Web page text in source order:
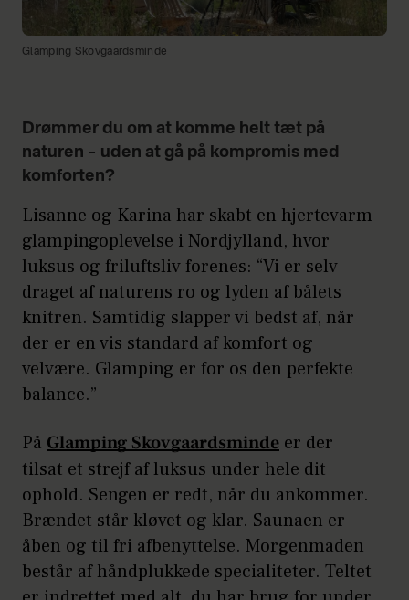
Glamping Skovgaardsminde
Drømmer du om at komme helt tæt på
naturen – uden at gå på kompromis med
komforten?
Lisanne og Karina har skabt en hjertevarm
glampingoplevelse i Nordjylland, hvor
luksus og friluftsliv forenes: “Vi er selv
draget af naturens ro og lyden af bålets
knitren. Samtidig slapper vi bedst af, når
der er en vis standard af komfort og
velvære. Glamping er for os den perfekte
balance.”
På Glamping Skovgaardsminde er der
tilsat et strejf af luksus under hele dit
ophold. Sengen er redt, når du ankommer.
Brændet står kløvet og klar. Saunaen er
åben og til fri afbenyttelse. Morgenmaden
består af håndplukkede specialiteter. Teltet